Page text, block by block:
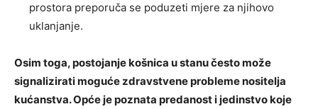
prostora preporuča se poduzeti mjere za njihovo
uklanjanje.
Osim toga, postojanje košnica u stanu često može
signalizirati moguće zdravstvene probleme nositelja
kućanstva. Opće je poznata predanost i jedinstvo koje